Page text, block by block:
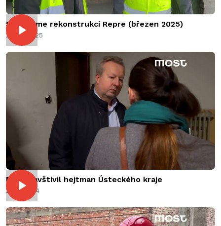
Sledujeme rekonstrukci Repre (březen 2025)
26.03.2025
Most navštívil hejtman Ústeckého kraje
27.12.2024